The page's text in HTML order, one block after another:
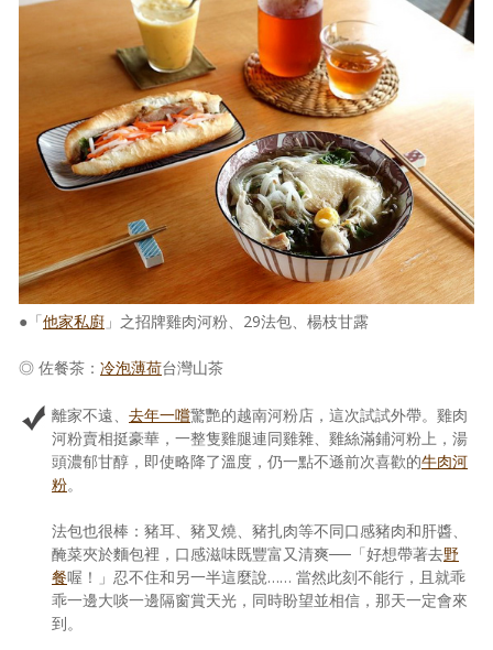
●「他家私廚 」之招牌雞肉河粉、29法包、楊枝甘露
◎ 佐餐茶： 冷泡薄荷台灣山茶
離家不遠、 去年一嚐驚艷的越南河粉店，這次試試外帶。雞肉
河粉賣相挺豪華，一整隻雞腿連同雞雜、雞絲滿鋪河粉上，湯
頭濃郁甘醇，即使略降了溫度，仍一點不遜前次喜歡的牛肉河
粉。
法包也很棒：豬耳、豬叉燒、豬扎肉等不同口感豬肉和肝醬、
醃菜夾於麵包裡，口感滋味既豐富又清爽──「好想帶著去野
餐喔！」忍不住和另一半這麼說…… 當然此刻不能行，且就乖
乖一邊大啖一邊隔窗賞天光，同時盼望並相信，那天一定會來
到。